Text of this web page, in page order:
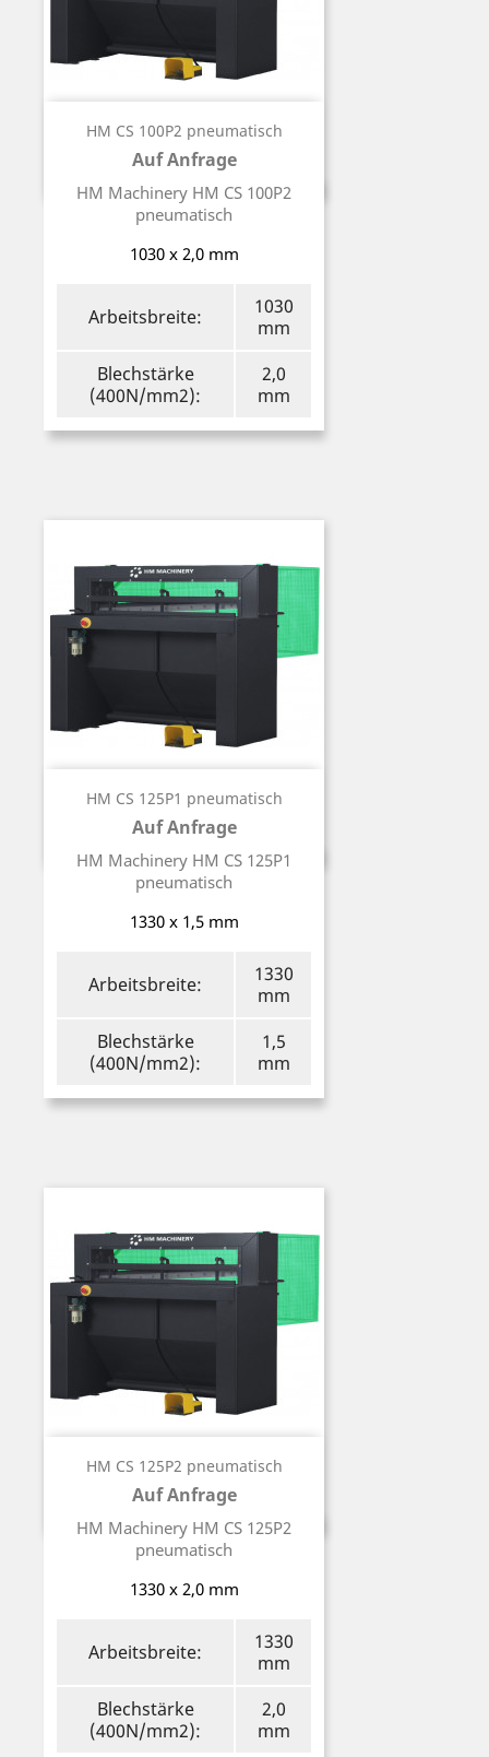
HM CS 100P2 pneumatisch
Auf Anfrage
HM Machinery HM CS 100P2
pneumatisch
1030 x 2,0 mm
Arbeitsbreite:
1030
mm
Blechstärke
(400N/mm2):
2,0
mm
HM CS 125P1 pneumatisch
Auf Anfrage
HM Machinery HM CS 125P1
pneumatisch
1330 x 1,5 mm
Arbeitsbreite:
1330
mm
Blechstärke
(400N/mm2):
1,5
mm
HM CS 125P2 pneumatisch
Auf Anfrage
HM Machinery HM CS 125P2
pneumatisch
1330 x 2,0 mm
Arbeitsbreite:
1330
mm
Blechstärke
(400N/mm2):
2,0
mm